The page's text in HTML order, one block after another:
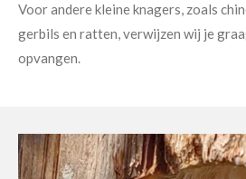
Voor andere kleine knagers, zoals
gerbils en ratten, verwijzen wij je
opvangen.